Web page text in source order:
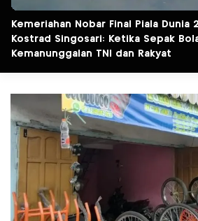
Kemeriahan Nobar Final Piala Dunia
Kostrad Singosari: Ketika Sepak
Kemanunggalan TNI dan Rakyat